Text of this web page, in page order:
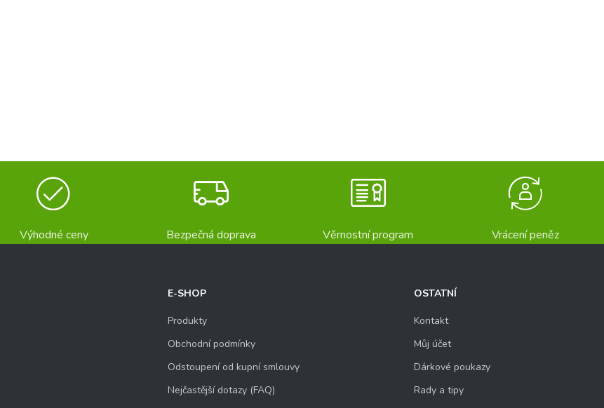
Výhodné ceny Bezpečná doprava Věrnostní program Vrácení peněz
E-SHOP
Produkty
Obchodní podmínky
Odstoupení od kupní smlouvy
Nejčastější dotazy (FAQ)
OSTATNÍ
Kontakt
Můj účet
Dárkové poukazy
Rady a tipy